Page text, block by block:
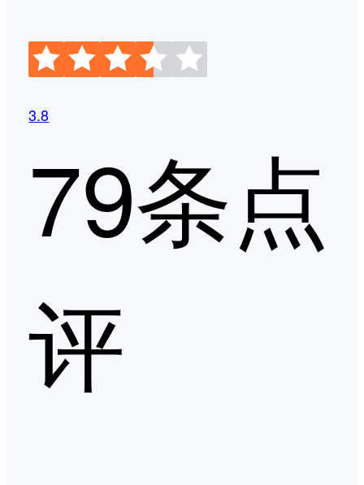
3.8
79条点
评